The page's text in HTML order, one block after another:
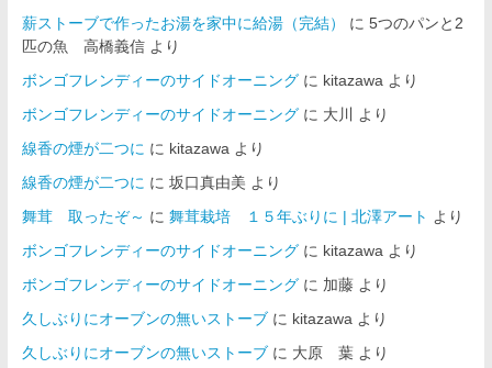
薪ストーブで作ったお湯を家中に給湯（完結）
に 5つのパンと2
匹の魚 高橋義信より
ボンゴフレンディーのサイドオーニングに kitazawa より
ボンゴフレンディーのサイドオーニングに 大川
より
線香の煙が二つに に kitazawa より
線香の煙が二つに に 坂口真由美 より
舞茸 取ったぞ～ に 舞茸栽培 １５年ぶりに | 北澤アート より
ボンゴフレンディーのサイドオーニングに kitazawa より
ボンゴフレンディーのサイドオーニングに 加藤より
久しぶりにオーブンの無いストーブに kitazawa より
久しぶりにオーブンの無いストーブに 大原 葉より